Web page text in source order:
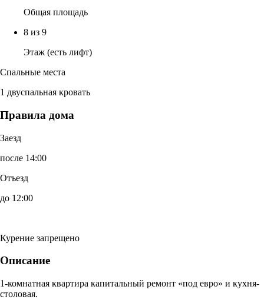
Общая площадь
8 из 9
Этаж (есть лифт)
Спальные места
1 двуспальная кровать
Правила дома
Заезд
после 14:00
Отъезд
до 12:00
Курение запрещено
Описание
1-комнатная квартира капитальный ремонт «под евро» и кухня-
столовая.